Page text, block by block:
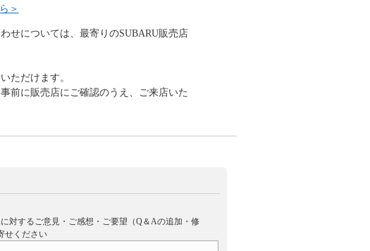
＞
せについては、最寄りのSUBARU販売店
ただけます。
前に販売店にご確認のうえ、ご来店いた
対するご意見・ご感想・ご要望（Q＆Aの追加・修
せください